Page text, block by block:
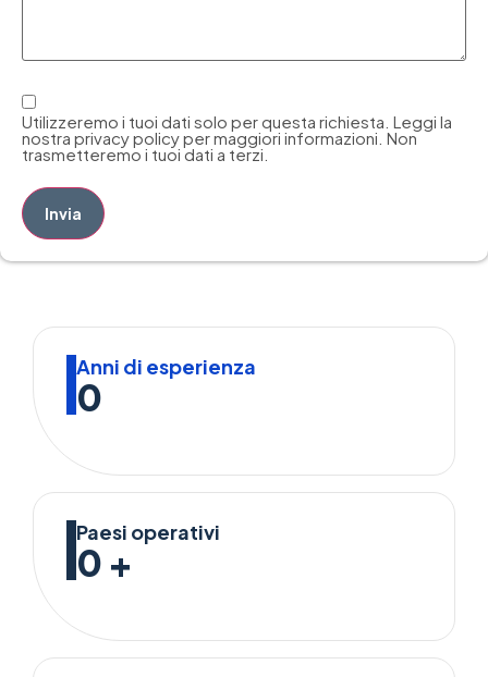
Utilizzeremo i tuoi dati solo per questa richiesta. Leggi la
nostra privacy policy per maggiori informazioni. Non
trasmetteremo i tuoi dati a terzi.
Invia
Anni di esperienza
0
Paesi operativi
0 +